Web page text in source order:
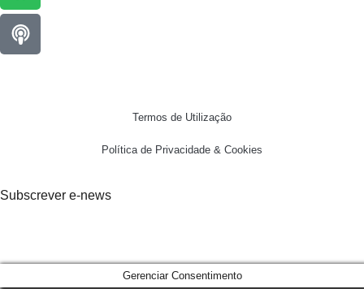
Termos de Utilização
Política de Privacidade & Cookies
Subscrever e-news
Gerenciar Consentimento